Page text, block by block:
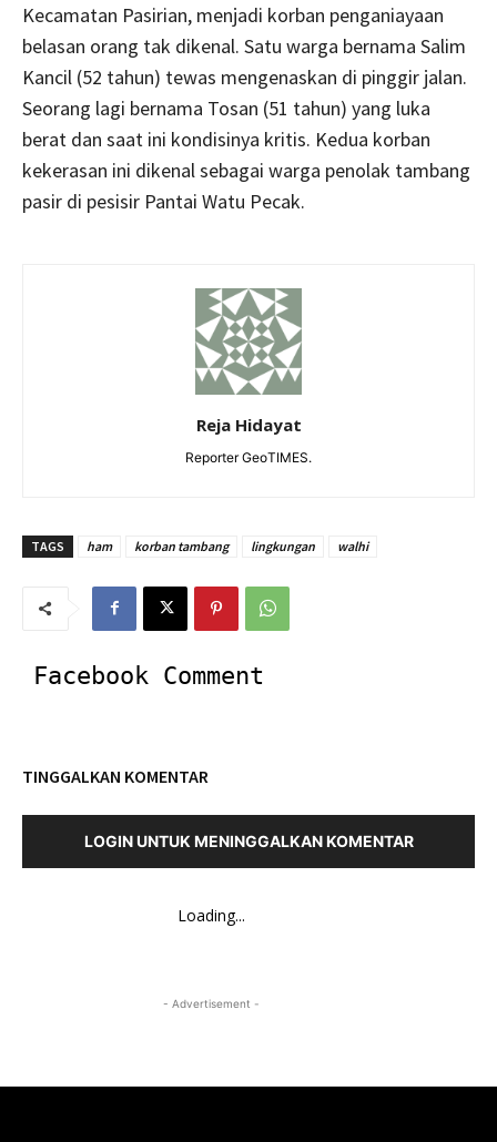
Kecamatan Pasirian, menjadi korban penganiayaan
belasan orang tak dikenal. Satu warga bernama Salim
Kancil (52 tahun) tewas mengenaskan di pinggir jalan.
Seorang lagi bernama Tosan (51 tahun) yang luka
berat dan saat ini kondisinya kritis. Kedua korban
kekerasan ini dikenal sebagai warga penolak tambang
pasir di pesisir Pantai Watu Pecak.
Reja Hidayat
Reporter GeoTIMES.
TAGS ham korban tambang lingkungan walhi
Facebook Comment
TINGGALKAN KOMENTAR
LOGIN UNTUK MENINGGALKAN KOMENTAR
Loading...
- Advertisement -